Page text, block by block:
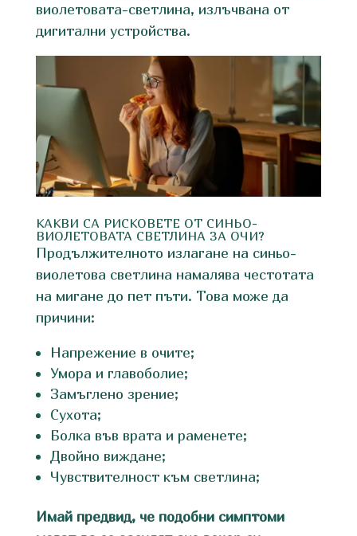
виолетовата-светлина, излъчвана от
дигитални устройства.
КАКВИ СА РИСКОВЕТЕ ОТ СИНЬО-
ВИОЛЕТОВАТА СВЕТЛИНА ЗА ОЧИ?
Продължителното излагане на синьо-
виолетова светлина намалява честотата
на мигане до пет пъти. Това може да
причини:
Напрежение в очите;
Умора и главоболие;
Замъглено зрение;
Сухота;
Болка във врата и раменете;
Двойно виждане;
Чувствителност към светлина;
Имай предвид, че подобни симптоми